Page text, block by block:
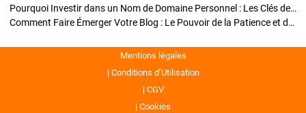
Pourquoi Investir dans un Nom de Domaine Personnel : Les Clés de la Réussite de Votre Blog
Comment Faire Émerger Votre Blog : Le Pouvoir de la Patience et de la Persévérance
Mentions légales
Conditions d’Utilisation
CGV
Cookies